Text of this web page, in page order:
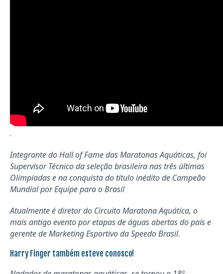
.
Integrante do Hall of Fame das Maratonas Aquáticas, foi
Supervisor Técnico da seleção brasileira nas três últimas
Olimpíadas e na conquista do título inédito de Campeão
Mundial por Equipe para o Brasil
Atualmente é diretor do Circuito Maratona Aquática, o
mais antigo evento por etapas de águas abertas do país e
gerente de Marketing Esportivo da Speedo Brasil.
Harry Finger também esteve conosco!